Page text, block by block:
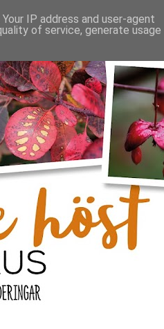
IP address and user-agent
of service, generate usage